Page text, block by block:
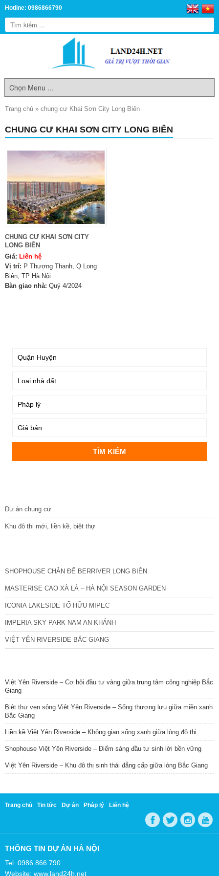
Hotline: 0986866790
Trang chủ » chung cư Khai Sơn City Long Biên
CHUNG CƯ KHAI SƠN CITY LONG BIÊN
CHUNG CƯ KHAI SƠN CITY
LONG BIÊN
Giá: Liên hệ
Vị trí: P Thượng Thanh, Q Long
Biên, TP Hà Nội
Bàn giao nhà: Quý 4/2024
Dự án chung cư
Khu đô thị mới, liền kề, biệt thự
SHOPHOUSE CHÂN ĐẾ BERRIVER LONG BIÊN
MASTERISE CAO XÀ LÁ – HÀ NỘI SEASON GARDEN
ICONIA LAKESIDE TỐ HỮU MIPEC
IMPERIA SKY PARK NAM AN KHÁNH
VIỆT YÊN RIVERSIDE BẮC GIANG
Việt Yên Riverside – Cơ hội đầu tư vàng giữa trung tâm công nghiệp Bắc
Giang
Biệt thự ven sông Việt Yên Riverside – Sống thượng lưu giữa miền xanh
Bắc Giang
Liền kề Việt Yên Riverside – Không gian sống xanh giữa lòng đô thị
Shophouse Việt Yên Riverside – Điểm sáng đầu tư sinh lời bền vững
Việt Yên Riverside – Khu đô thị sinh thái đẳng cấp giữa lòng Bắc Giang
Trang chủ Tin tức Dự án Pháp lý Liên hệ
THÔNG TIN DỰ ÁN HÀ NỘI
Tel: 0986 866 790
Website: www.land24h.net